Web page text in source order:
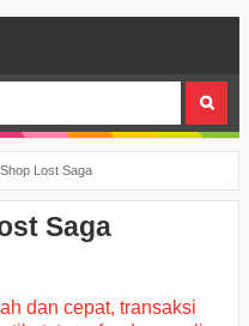
Lost Saga
Saga